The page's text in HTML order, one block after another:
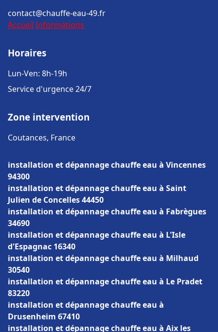
contact@chauffe-eau-49.fr
Accueil Informations
Horaires
Lun-Ven: 8h-19h
Service d'urgence 24/7
Zone intervention
Coutances, France
installation et dépannage chauffe eau à Vincennes
94300
installation et dépannage chauffe eau à Saint
Julien de Concelles 44450
installation et dépannage chauffe eau à Fabrègues
34690
installation et dépannage chauffe eau à L'Isle
d'Espagnac 16340
installation et dépannage chauffe eau à Milhaud
30540
installation et dépannage chauffe eau à Le Pradet
83220
installation et dépannage chauffe eau à
Drusenheim 67410
installation et dépannage chauffe eau à Aix les